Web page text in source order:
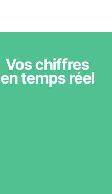
Vos chiffres
en temps réel